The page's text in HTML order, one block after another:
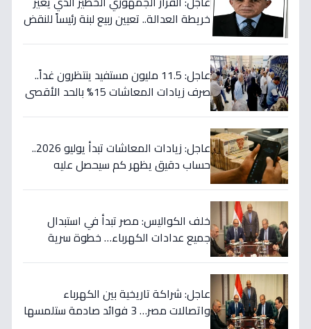
خريطة العدالة.. تعيين ربيع لبنة رئيساً للنقض
عاجل: 11.5 مليون مستفيد ينتظرون غداً..
صرف زيادات المعاشات 15% بالحد الأقصى
عاجل: زيادات المعاشات تبدأ يوليو 2026..
حساب دقيق يظهر كم سيحصل عليه
خلف الكواليس: مصر تبدأ في استبدال
جميع عدادات الكهرباء… خطوة سرية
عاجل: شراكة تاريخية بين الكهرباء
واتصالات مصر… 3 فوائد صادمة ستلمسها